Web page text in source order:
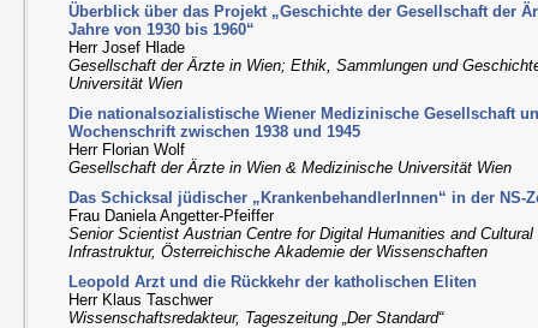
Überblick über das Projekt „Geschichte der Gesellschaft der
Jahre von 1930 bis 1960“
Herr Josef Hlade
Gesellschaft der Ärzte in Wien; Ethik, Sammlungen und
Universität Wien
Die nationalsozialistische Wiener Medizinische Gesellschaft
Wochenschrift zwischen 1938 und 1945
Herr Florian Wolf
Gesellschaft der Ärzte in Wien & Medizinische Universität Wien
Das Schicksal jüdischer „KrankenbehandlerInnen“ in der NS-
Frau Daniela Angetter-Pfeiffer
Senior Scientist Austrian Centre for Digital Humanities and
Infrastruktur, Österreichische Akademie der Wissenschaften
Leopold Arzt und die Rückkehr der katholischen Eliten
Herr Klaus Taschwer
Wissenschaftsredakteur, Tageszeitung „Der Standard“